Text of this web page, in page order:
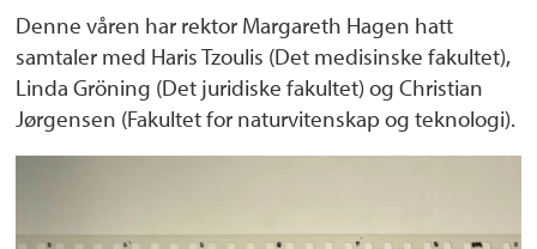
Denne våren har rektor Margareth Hagen hatt
samtaler med Haris Tzoulis (Det medisinske fakultet),
Linda Gröning (Det juridiske fakultet) og Christian
Jørgensen (Fakultet for naturvitenskap og teknologi).